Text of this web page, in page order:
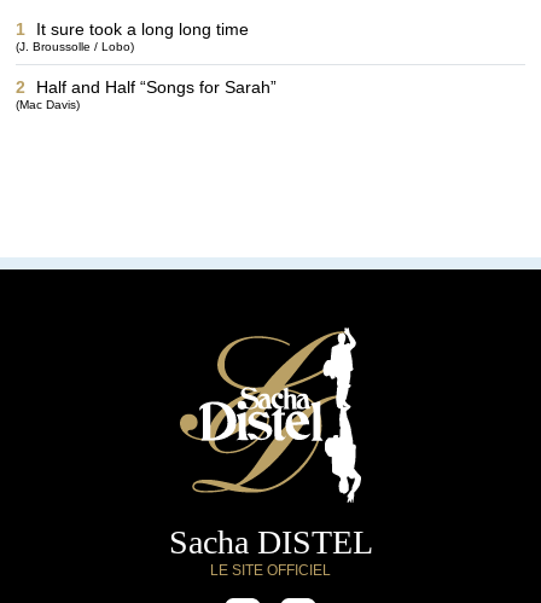
1 It sure took a long long time
(J. Broussolle / Lobo)
2 Half and Half “Songs for Sarah”
(Mac Davis)
Sacha DISTEL
LE SITE OFFICIEL